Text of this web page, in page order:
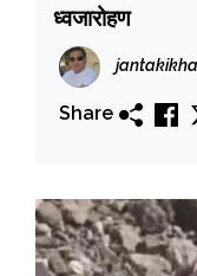
ध्वजारोहण
Share